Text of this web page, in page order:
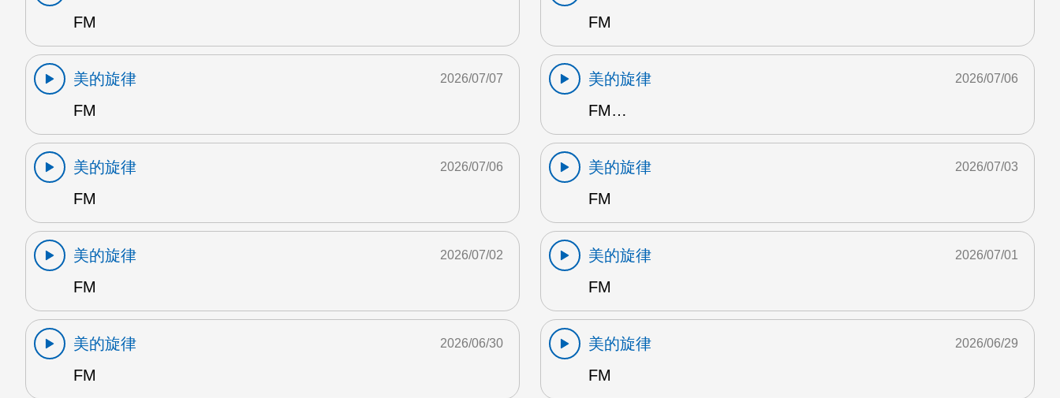
FM
FM
美的旋律
FM
2026/07/07
美的旋律
FM…
2026/07/06
美的旋律
FM
2026/07/06
美的旋律
FM
2026/07/03
美的旋律
FM
2026/07/02
美的旋律
FM
2026/07/01
美的旋律
FM
2026/06/30
美的旋律
FM
2026/06/29